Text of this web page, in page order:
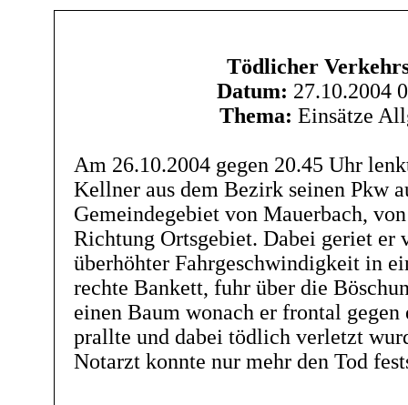
Tödlicher
Datum: 27.10.2004
Thema: Einsätze
Am 26.10.2004 gegen 20.45 Uhr
Kellner aus dem Bezirk seinen Pkw
Gemeindegebiet von Mauerbach,
Richtung Ortsgebiet. Dabei geriet
überhöhter Fahrgeschwindigkeit in
rechte Bankett, fuhr über die
einen Baum wonach er frontal
prallte und dabei tödlich verletzt
Notarzt konnte nur mehr den Tod